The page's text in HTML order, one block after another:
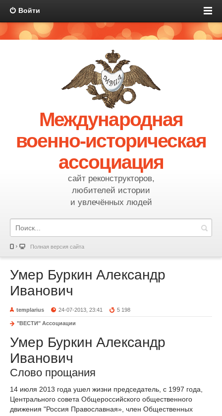
Войти
Международная
военно-историческая
ассоциация
сайт реконструкторов,
любителей истории
и увлечённых людей
Полная версия сайта
Умер Буркин Александр
Иванович
templarius 24-07-2013, 23:41 5 198
"ВЕСТИ" Ассоциации
Умер Буркин Александр
Иванович
Слово прощания
14 июля 2013 года ушел жизни председатель, с 1997 года,
Центрального совета Общероссийского общественного
движения "Россия Православная», член Общественных